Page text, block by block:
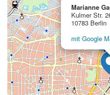
Marianne
Kulmer Str.
10783 Berlin
mit Google